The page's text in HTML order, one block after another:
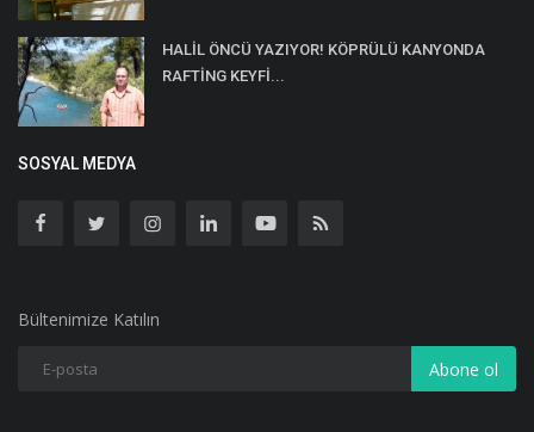
HALİL ÖNCÜ YAZIYOR! KÖPRÜLÜ KANYONDA
RAFTİNG KEYFİ...
SOSYAL MEDYA
Bültenimize Katılın
Abone ol